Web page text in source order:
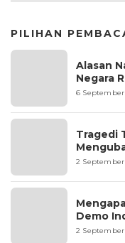
PILIHAN
Alasan
Negara
6 September
Tragedi
2 September
Demo
2 September